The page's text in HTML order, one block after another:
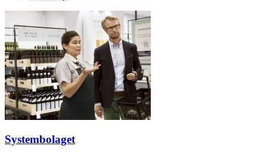
Kundklubb
Inspiration
Sök
Systembolaget